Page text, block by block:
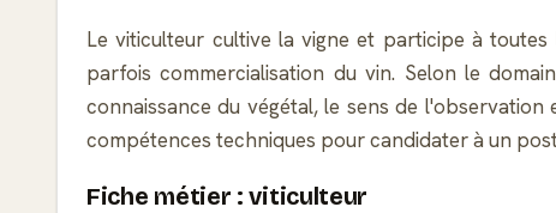
Le viticulteur cultive la vigne et participe à
parfois commercialisation du vin. Selon le
connaissance du végétal, le sens de
compétences techniques pour candidater à un
Fiche métier : viticulteur